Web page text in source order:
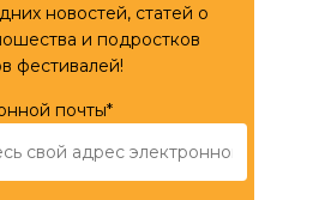
новостей, статей о
и подростков
фестивалей!
почты*